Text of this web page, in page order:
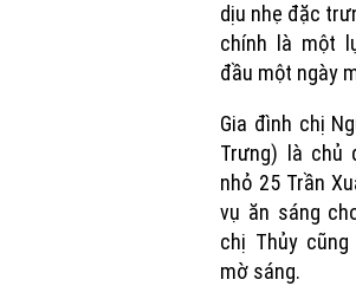
dịu nhẹ đặc
chính là một
đầu một ngày
Gia đình chị
Trưng) là chủ
nhỏ 25 Trần
vụ ăn sáng
chị Thủy
mờ sáng.